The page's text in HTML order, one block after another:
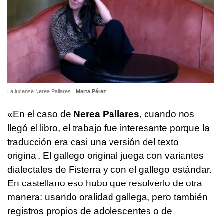
La lucense Nerea Pallares Marta Pérez
«En el caso de Nerea Pallares, cuando nos
llegó el libro, el trabajo fue interesante porque la
traducción era casi una versión del texto
original. El gallego original juega con variantes
dialectales de Fisterra y con el gallego estándar.
En castellano eso hubo que resolverlo de otra
manera: usando oralidad gallega, pero también
registros propios de adolescentes o de